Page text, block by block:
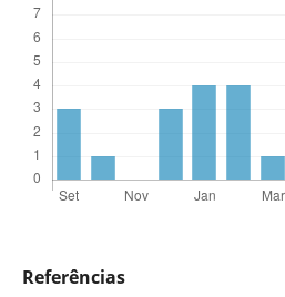
Referências